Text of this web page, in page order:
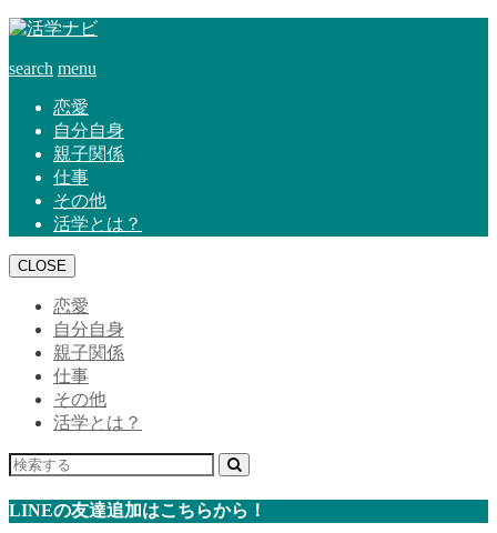
search menu
恋愛
自分自身
親子関係
仕事
その他
活学とは？
CLOSE
恋愛
自分自身
親子関係
仕事
その他
活学とは？
LINEの友達追加はこちらから！